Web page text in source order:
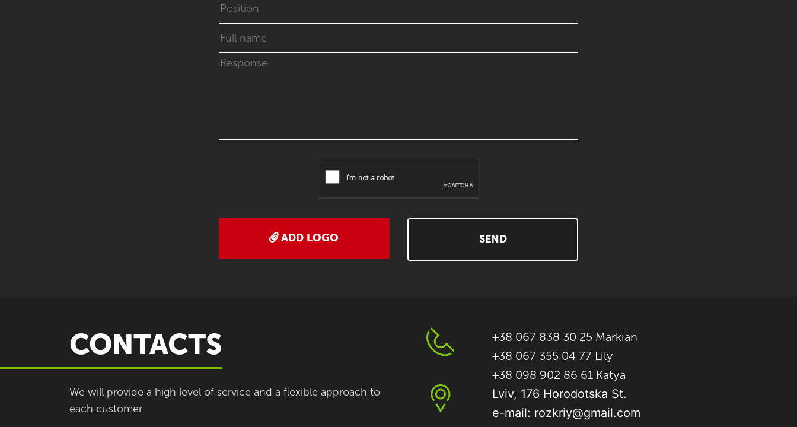
ADD LOGO SEND
CONTACTS
We will provide a high level of service and a flexible approach to
each customer
+38 067 838 30 25 Markian
+38 067 355 04 77 Lily
+38 098 902 86 61 Katya
Lviv, 176 Horodotska St.
e-mail: rozkriy@gmail.com